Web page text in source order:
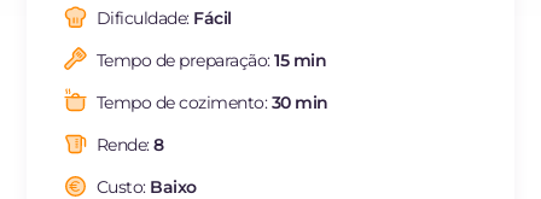
FR
DE
NL
Dificuldade: Fácil
Tempo de preparação:15 min
Tempo de cozimento:30 min
Rende:8
Custo: Baixo